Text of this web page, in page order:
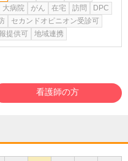
大病院 がん 在宅 訪問
DPC
セカンドオピニオン受診可
提供可
地域連携
看護師の方